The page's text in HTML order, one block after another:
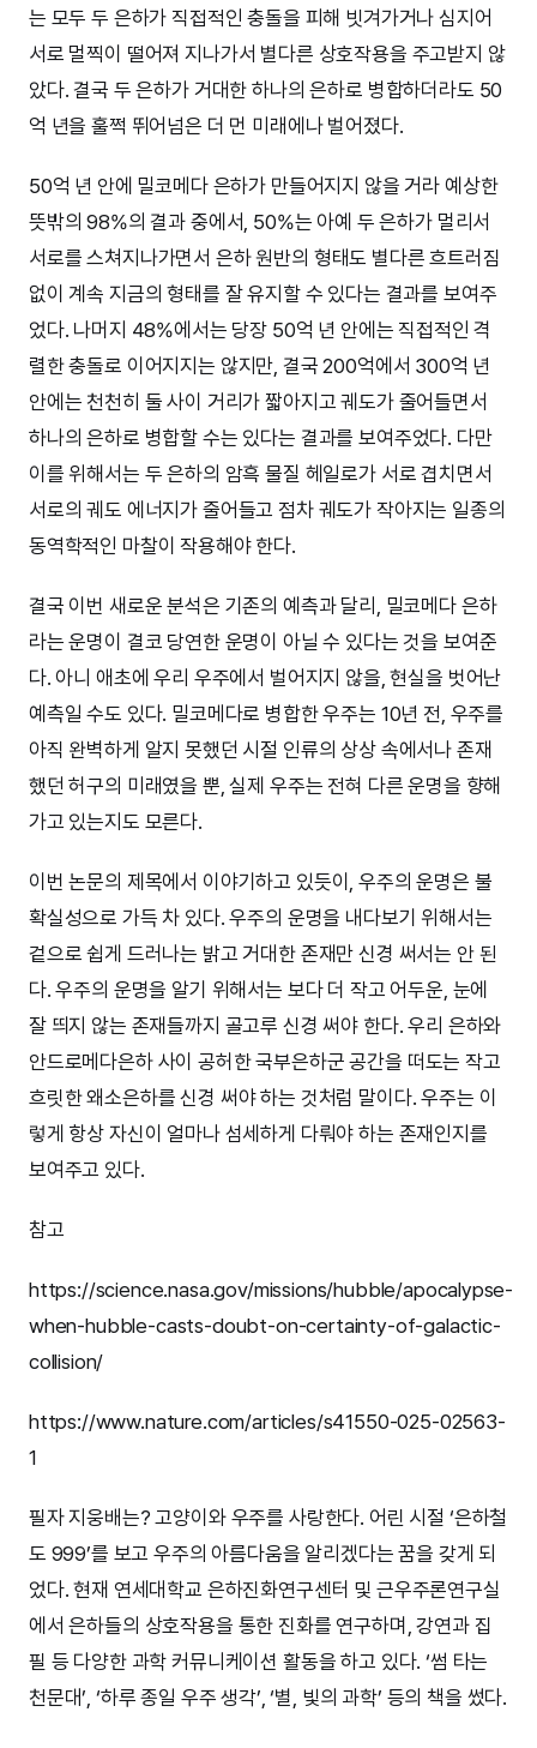
는 모두 두 은하가 직접적인 충돌을 피해 빗겨가거나 심지어
서로 멀찍이 떨어져 지나가서 별다른 상호작용을 주고받지 않
았다. 결국 두 은하가 거대한 하나의 은하로 병합하더라도 50
억 년을 훌쩍 뛰어넘은 더 먼 미래에나 벌어졌다.
50억 년 안에 밀코메다 은하가 만들어지지 않을 거라 예상한
뜻밖의 98%의 결과 중에서, 50%는 아예 두 은하가 멀리서
서로를 스쳐지나가면서 은하 원반의 형태도 별다른 흐트러짐
없이 계속 지금의 형태를 잘 유지할 수 있다는 결과를 보여주
었다. 나머지 48%에서는 당장 50억 년 안에는 직접적인 격
렬한 충돌로 이어지지는 않지만, 결국 200억에서 300억 년
안에는 천천히 둘 사이 거리가 짧아지고 궤도가 줄어들면서
하나의 은하로 병합할 수는 있다는 결과를 보여주었다. 다만
이를 위해서는 두 은하의 암흑 물질 헤일로가 서로 겹치면서
서로의 궤도 에너지가 줄어들고 점차 궤도가 작아지는 일종의
동역학적인 마찰이 작용해야 한다.
결국 이번 새로운 분석은 기존의 예측과 달리, 밀코메다 은하
라는 운명이 결코 당연한 운명이 아닐 수 있다는 것을 보여준
다. 아니 애초에 우리 우주에서 벌어지지 않을, 현실을 벗어난
예측일 수도 있다. 밀코메다로 병합한 우주는 10년 전, 우주를
아직 완벽하게 알지 못했던 시절 인류의 상상 속에서나 존재
했던 허구의 미래였을 뿐, 실제 우주는 전혀 다른 운명을 향해
가고 있는지도 모른다.
이번 논문의 제목에서 이야기하고 있듯이, 우주의 운명은 불
확실성으로 가득 차 있다. 우주의 운명을 내다보기 위해서는
겉으로 쉽게 드러나는 밝고 거대한 존재만 신경 써서는 안 된
다. 우주의 운명을 알기 위해서는 보다 더 작고 어두운, 눈에
잘 띄지 않는 존재들까지 골고루 신경 써야 한다. 우리 은하와
안드로메다은하 사이 공허한 국부은하군 공간을 떠도는 작고
흐릿한 왜소은하를 신경 써야 하는 것처럼 말이다. 우주는 이
렇게 항상 자신이 얼마나 섬세하게 다뤄야 하는 존재인지를
보여주고 있다.
참고
https://science.nasa.gov/missions/hubble/apocalypse-
when-hubble-casts-doubt-on-certainty-of-galactic-
collision/
https://www.nature.com/articles/s41550-025-02563-
1
필자 지웅배는? 고양이와 우주를 사랑한다. 어린 시절 ‘은하철
도 999’를 보고 우주의 아름다움을 알리겠다는 꿈을 갖게 되
었다. 현재 연세대학교 은하진화연구센터 및 근우주론연구실
에서 은하들의 상호작용을 통한 진화를 연구하며, 강연과 집
필 등 다양한 과학 커뮤니케이션 활동을 하고 있다. ‘썸 타는
천문대’, ‘하루 종일 우주 생각’, ‘별, 빛의 과학’ 등의 책을 썼다.